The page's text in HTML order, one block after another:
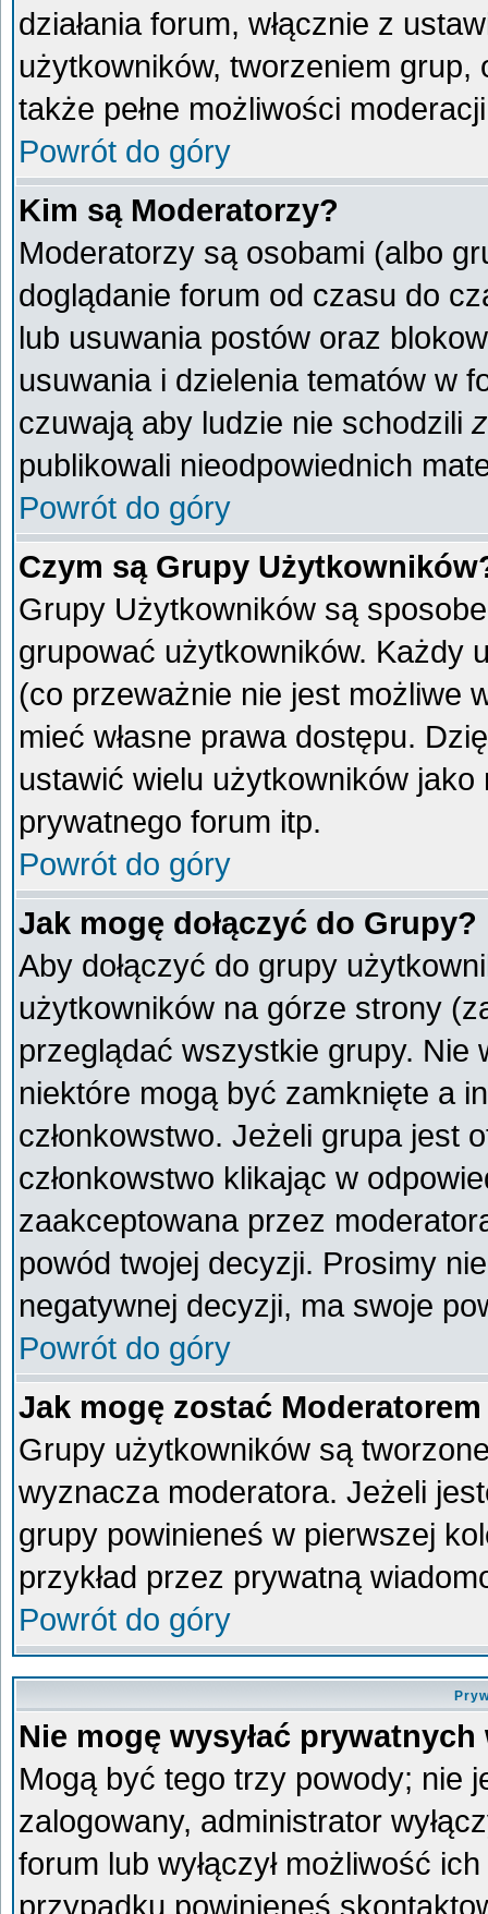
działania forum, włącznie z
użytkowników, tworzeniem
także pełne możliwości
Powrót do góry
Kim są Moderatorzy?
Moderatorzy są osobami (albo
doglądanie forum od czasu do
lub usuwania postów oraz
usuwania i dzielenia tematów w
czuwają aby ludzie nie schodzili
publikowali nieodpowiednich
Powrót do góry
Czym są Grupy
Grupy Użytkowników są
grupować użytkowników. Każdy
(co przeważnie nie jest możliwe
mieć własne prawa dostępu.
ustawić wielu użytkowników
prywatnego forum itp.
Powrót do góry
Jak mogę dołączyć do Grupy?
Aby dołączyć do grupy
użytkowników na górze strony
przeglądać wszystkie grupy.
niektóre mogą być zamknięte a
członkowstwo. Jeżeli grupa jest
członkowstwo klikając w
zaakceptowana przez
powód twojej decyzji. Prosimy
negatywnej decyzji, ma swoje
Powrót do góry
Jak mogę zostać
Grupy użytkowników są
wyznacza moderatora. Jeżeli
grupy powinieneś w pierwszej
przykład przez prywatną
Powrót do góry
Nie mogę wysyłać
Mogą być tego trzy powody; nie
zalogowany, administrator
forum lub wyłączył możliwość
przypadku powinieneś